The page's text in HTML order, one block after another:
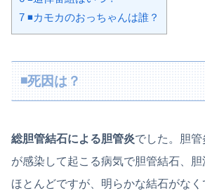
7 ◾️カモカのおっちゃんは誰？
◾️死因は？
総胆管結石による胆管炎でした。胆
が感染して起こる病気で胆管結石、
ほとんどですが、明らかな結石がな